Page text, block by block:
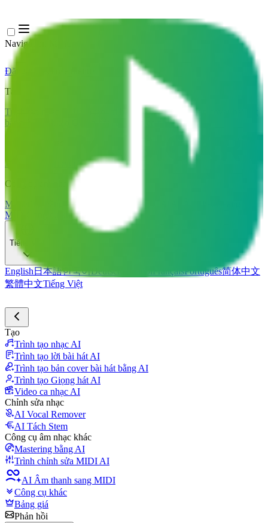
Navigation Menu
Đăng nhập
Tạo
Trình tạo nhạc AI
Trình tạo lời bài hát AITrình tạo bản cover bài hát
bằng AI
Video ca nhạc AI
AI Vocal Remover
AI Tách Stem
Công cụ âm nhạc khác
Mastering bằng AI Trình chỉnh sửa MIDI AI
MIDI
Công cụ khác
Tiếng Việt
English 日本語한국어Deutsch FrançaisPortuguês简体中文
繁體中文Tiếng Việt
Tạo
Trình tạo nhạc AI
Trình tạo lời bài hát AI
Trình tạo bản cover bài hát bằng AI
Trình tạo Giọng hát AI
Video ca nhạc AI
Chỉnh sửa nhạc
AI Vocal Remover
AI Tách Stem
Công cụ âm nhạc khác
Mastering bằng AI
Trình chỉnh sửa MIDI AI
AI Âm thanh sang MIDI
Công cụ khác
Bảng giá
Phản hồi